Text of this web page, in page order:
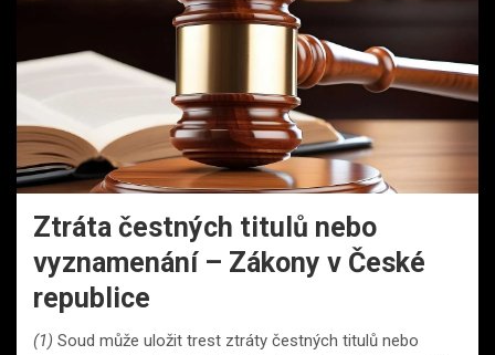
Ztráta čestných titulů nebo
vyznamenání – Zákony v České
republice
(1) Soud může uložit trest ztráty čestných titulů nebo